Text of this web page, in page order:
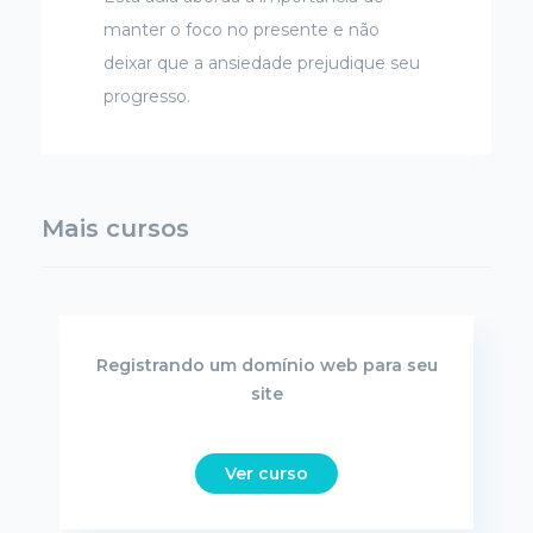
manter o foco no presente e não
deixar que a ansiedade prejudique seu
progresso.
Mais cursos
Registrando um domínio web para seu
site
Ver curso